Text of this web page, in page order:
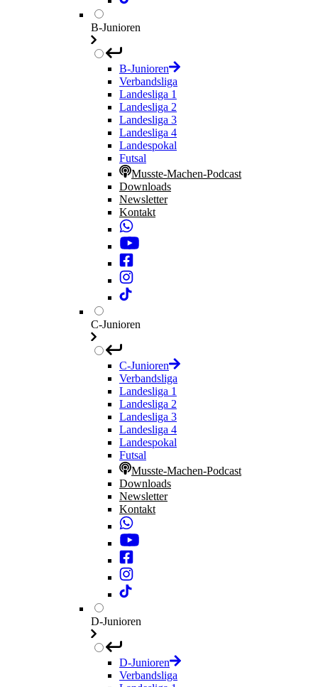
B-Junioren
B-Junioren
Verbandsliga
Landesliga 1
Landesliga 2
Landesliga 3
Landesliga 4
Landespokal
Futsal
Musste-Machen-Podcast
Downloads
Newsletter
Kontakt
C-Junioren
C-Junioren
Verbandsliga
Landesliga 1
Landesliga 2
Landesliga 3
Landesliga 4
Landespokal
Futsal
Musste-Machen-Podcast
Downloads
Newsletter
Kontakt
D-Junioren
D-Junioren
Verbandsliga